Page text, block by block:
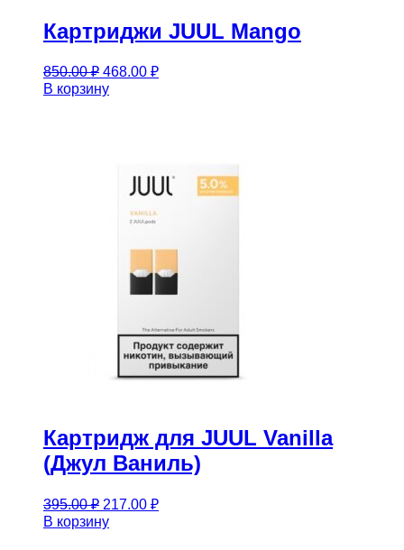
Картриджи JUUL Mango
850.00₽ Первоначальная
цена
составляла
468.00 ₽Текущая
В корзину
Картридж для JUUL Vanilla
(Джул Ваниль)
395.00₽ Первоначальная
цена
составляла
217.00 ₽Текущая
В корзину